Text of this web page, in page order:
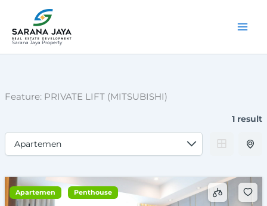
konten
Sarana Jaya Property
Feature: PRIVATE LIFT (MITSUBISHI)
1 result
Apartemen Penthouse